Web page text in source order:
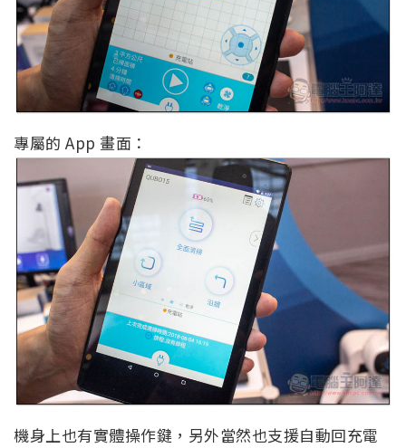
專屬的 App 畫面：
機身上也有實體操作鍵，另外當然也支援自動回充電